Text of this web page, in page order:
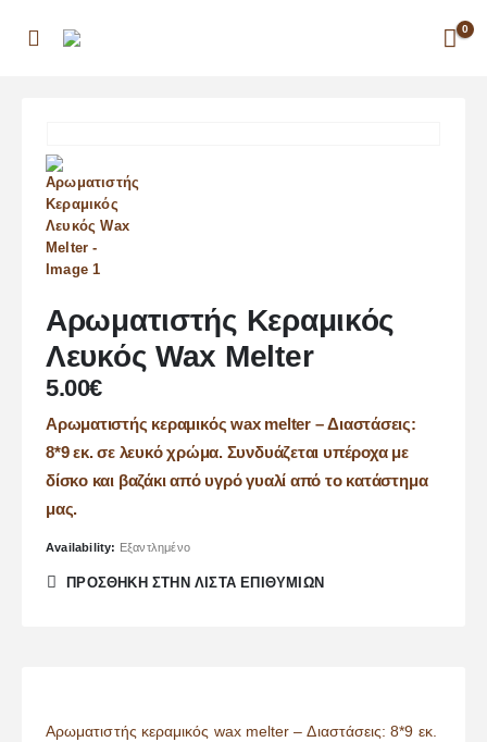
0
Αρωματιστής Κεραμικός
Λευκός Wax Melter
5.00€
Αρωματιστής κεραμικός wax melter – Διαστάσεις:
8*9 εκ. σε λευκό χρώμα. Συνδυάζεται υπέροχα με
δίσκο και βαζάκι από υγρό γυαλί από το κατάστημα
μας.
Availability: Εξαντλημένο
ΠΡΌΣΘΉΚΗ ΣΤΗΝ ΛΊΣΤΑ ΕΠΙΘΥΜΙΏΝ
Αρωματιστής κεραμικός wax melter – Διαστάσεις: 8*9 εκ.